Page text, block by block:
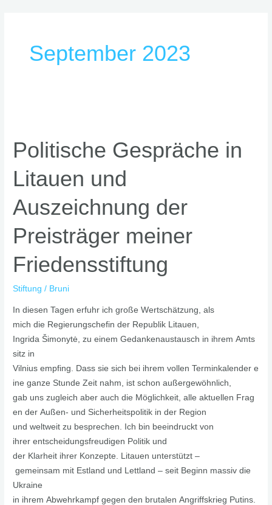
September 2023
Politische Gespräche in
Litauen und
Auszeichnung der
Preisträger meiner
Friedensstiftung
Stiftung / Bruni
In diesen Tagen erfuhr ich große Wertschätzung, als
mich die Regierungschefin der Republik Litauen,
Ingrida Šimonytė, zu einem Gedankenaustausch in ihrem Amts
sitz in
Vilnius empfing. Dass sie sich bei ihrem vollen Terminkalender e
ine ganze Stunde Zeit nahm, ist schon außergewöhnlich,
gab uns zugleich aber auch die Möglichkeit, alle aktuellen Frag
en der Außen- und Sicherheitspolitik in der Region
und weltweit zu besprechen. Ich bin beeindruckt von
ihrer entscheidungsfreudigen Politik und
der Klarheit ihrer Konzepte. Litauen unterstützt –
gemeinsam mit Estland und Lettland – seit Beginn massiv die
Ukraine
in ihrem Abwehrkampf gegen den brutalen Angriffskrieg Putins.
in
Litauen
und
Auszeichnung
der
Preisträger
meiner
Friedensstiftung